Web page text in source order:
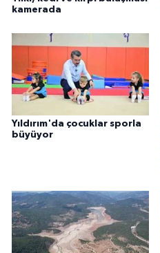
kamerada
Yıldırım'da çocuklar sporla
büyüyor